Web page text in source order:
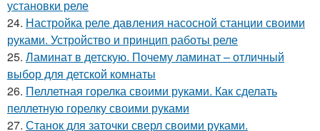
установки реле
24. Настройка реле давления насосной станции своими
руками. Устройство и принцип работы реле
25. Ламинат в детскую. Почему ламинат – отличный
выбор для детской комнаты
26. Пеллетная горелка своими руками. Как сделать
пеллетную горелку своими руками
27. Станок для заточки сверл своими руками.